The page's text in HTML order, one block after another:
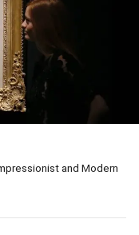
and Modern